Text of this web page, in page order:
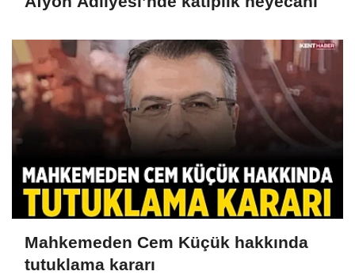
Mahkemeden Cem Küçük hakkında
tutuklama kararı